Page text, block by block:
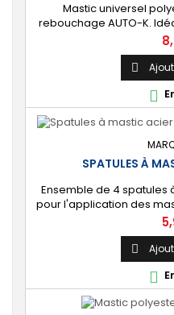
Mastic universel
rebouchage AUTO-K.
les défauts de surface.
conçu pour la
s’appliquer sur tout
béton, plastique,
le rebouchage]


SPATULES À
Ensemble de 4 spatules
pour l'application des
mm, 67 mm, 80 mm et

